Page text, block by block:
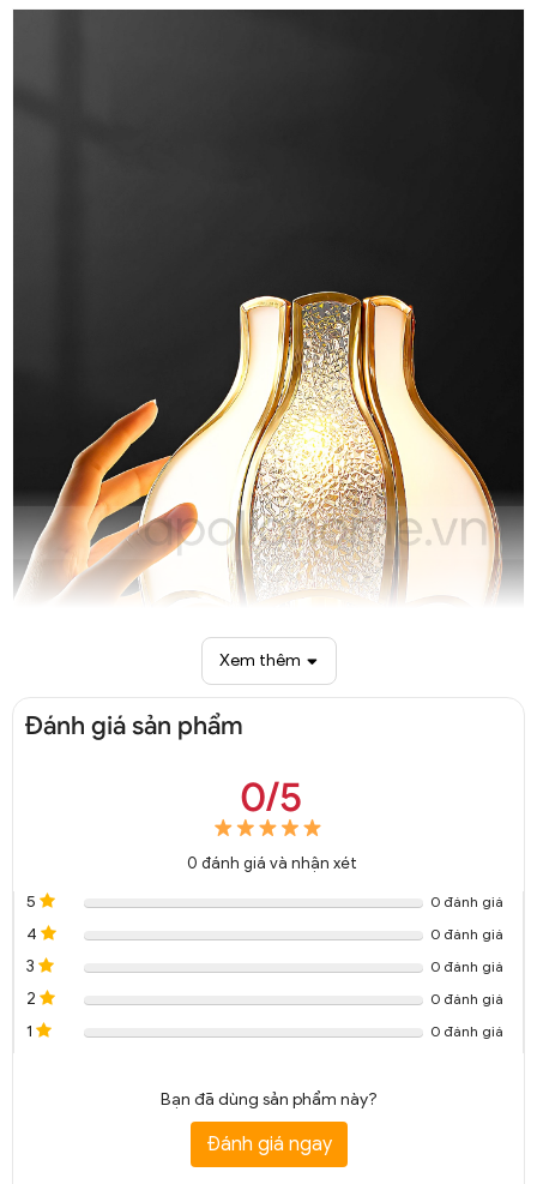
Xem thêm
Đánh giá sản phẩm
0/5
0 đánh giá và nhận xét
5
0 đánh giá
4 0 đánh giá
3 0 đánh giá
2 0 đánh giá
1 0 đánh giá
Bạn đã dùng sản phẩm này?
Đánh giá ngay